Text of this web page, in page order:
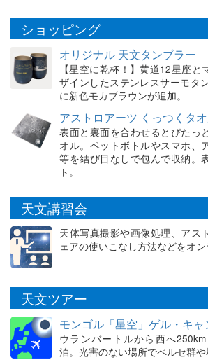
ショッピング
オリジナル 天文タンブラー
【星空に乾杯！】黄道12星座
ザインしたステンレスサーモタ
に新色モカブラウンが追加。
アストロアーツ くっつくタ
表面と裏面を合わせるとぴたっ
オル。ペットボトルやスマホ、
等を結び目なしで包んで収納。
ト。
天文講習会
天体写真撮影や画像処理、アス
ェアの使いこなし方法などをオ
天文ツアー
モンゴル「星空」ゲル・キ
ウランバートルから西へ
泊。光害のない場所でペルセ群